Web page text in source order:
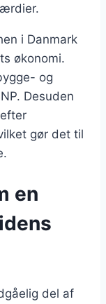
i Danmark
økonomi.
og
Desuden
gør det til
en
del af